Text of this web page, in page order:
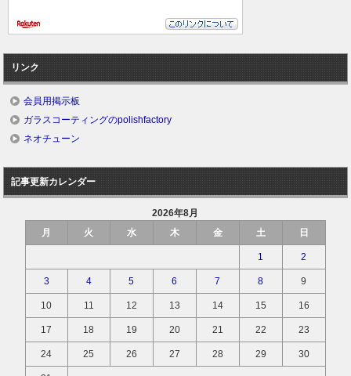
リンク
会員用掲示板
ガラスコーティングのpolishfactory
ネオチューン
記事更新カレンダー
2026年8月
月
火 水 木 金 土 日
1 2
3 4 5 6 7 8 9
10 11 12 13 14 15 16
17 18 19 20 21 22 23
24 25 26 27 28 29 30